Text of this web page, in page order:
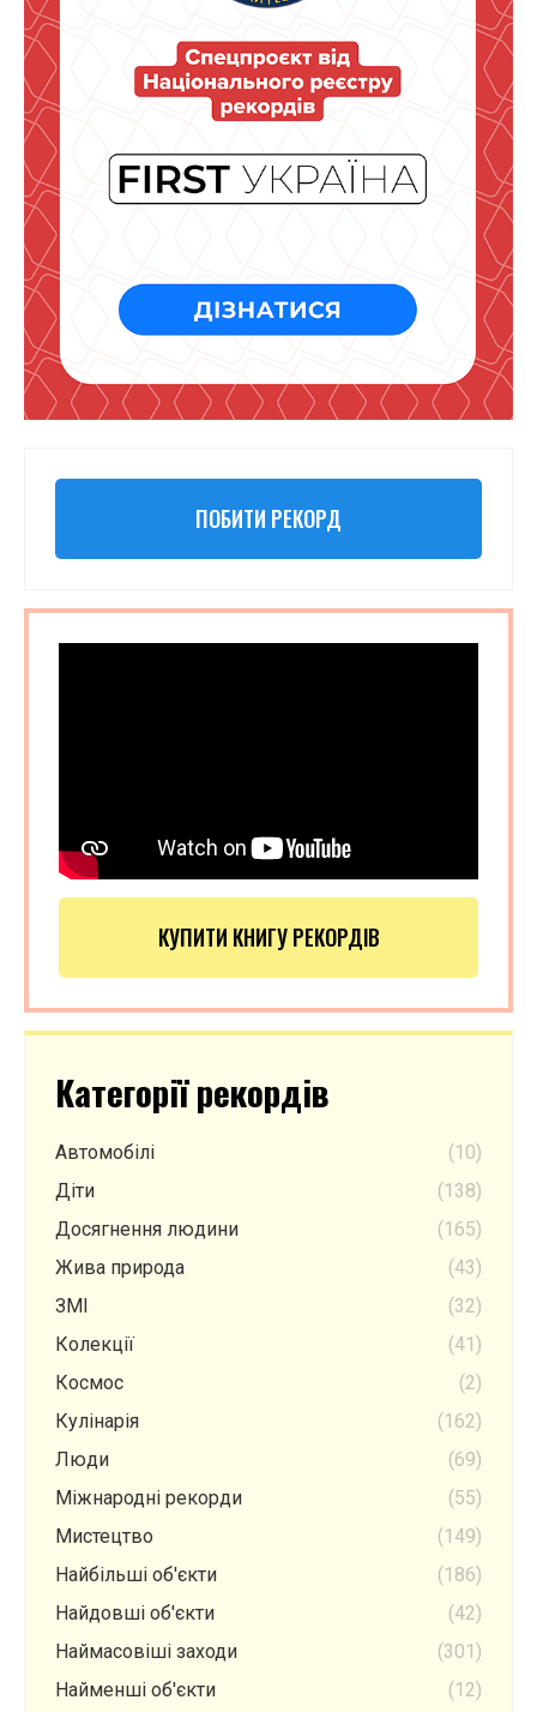
ПОБИТИ РЕКОРД
КУПИТИ КНИГУ РЕКОРДІВ
Категорії рекордів
Автомобілі
(10)
Діти
(138)
Досягнення людини
(165)
Жива природа
(43)
ЗМІ
(32)
Колекції
(41)
Космос
(2)
Кулінарія
(162)
Люди
(69)
Міжнародні рекорди
(55)
Мистецтво
(149)
Найбільші об'єкти
(186)
Найдовші об'єкти
(42)
Наймасовіші заходи
(301)
Найменші об'єкти
(12)